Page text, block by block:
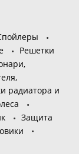
Решетки
радиатора и
Защита